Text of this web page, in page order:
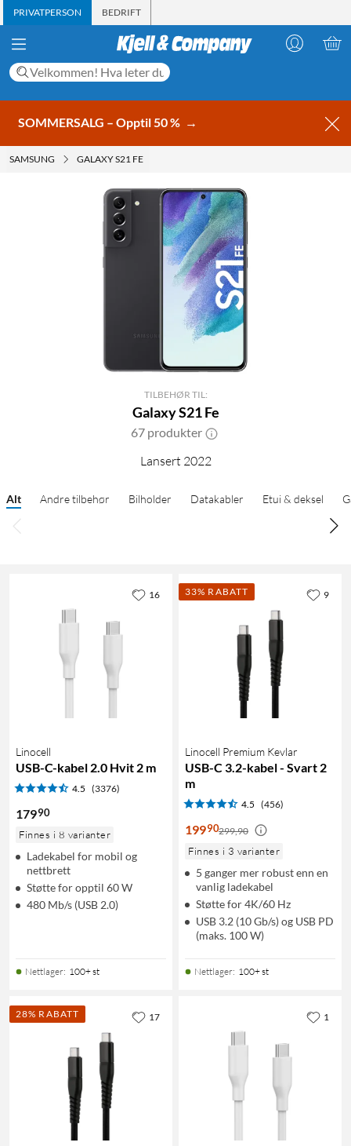
PRIVATPERSON BEDRIFT
SOMMERSALG – Opptil 50 % →
SAMSUNG GALAXY S21 FE
TILBEHØR TIL:
Galaxy S21 Fe
67 produkter
Lansert 2022
Alt Andre tilbehør Bilholder Datakabler Etui & deksel
Linocell
USB-C-kabel 2.0 Hvit 2 m
4.5 (3376)
17990
Finnes i 8 varianter
Ladekabel for mobil og
nettbrett
Støtte for opptil 60 W
480 Mb/s (USB 2.0)
Nettlager: 100+ st
16 33% RABATT
Linocell Premium Kevlar
USB-C 3.2-kabel - Svart 2
m
4.5 (456)
19990299,90
Finnes i 3 varianter
5 ganger mer robust enn en
vanlig ladekabel
Støtte for 4K/60 Hz
USB 3.2 (10 Gb/s) og USB PD
(maks. 100 W)
Nettlager: 100+ st
9
28% RABATT 17 1